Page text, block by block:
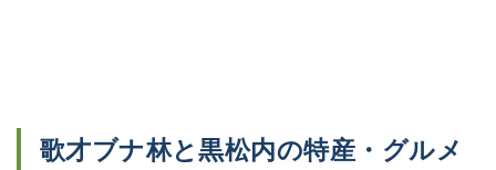
歌才ブナ林と黒松内の特産・グルメ